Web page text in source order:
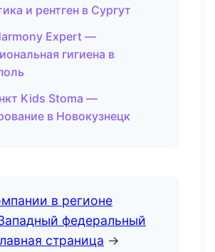
и рентген в Сургут
Expert —
гигиена в
Kids Stoma —
в Новокузнецк
в регионе
федеральный
страница →